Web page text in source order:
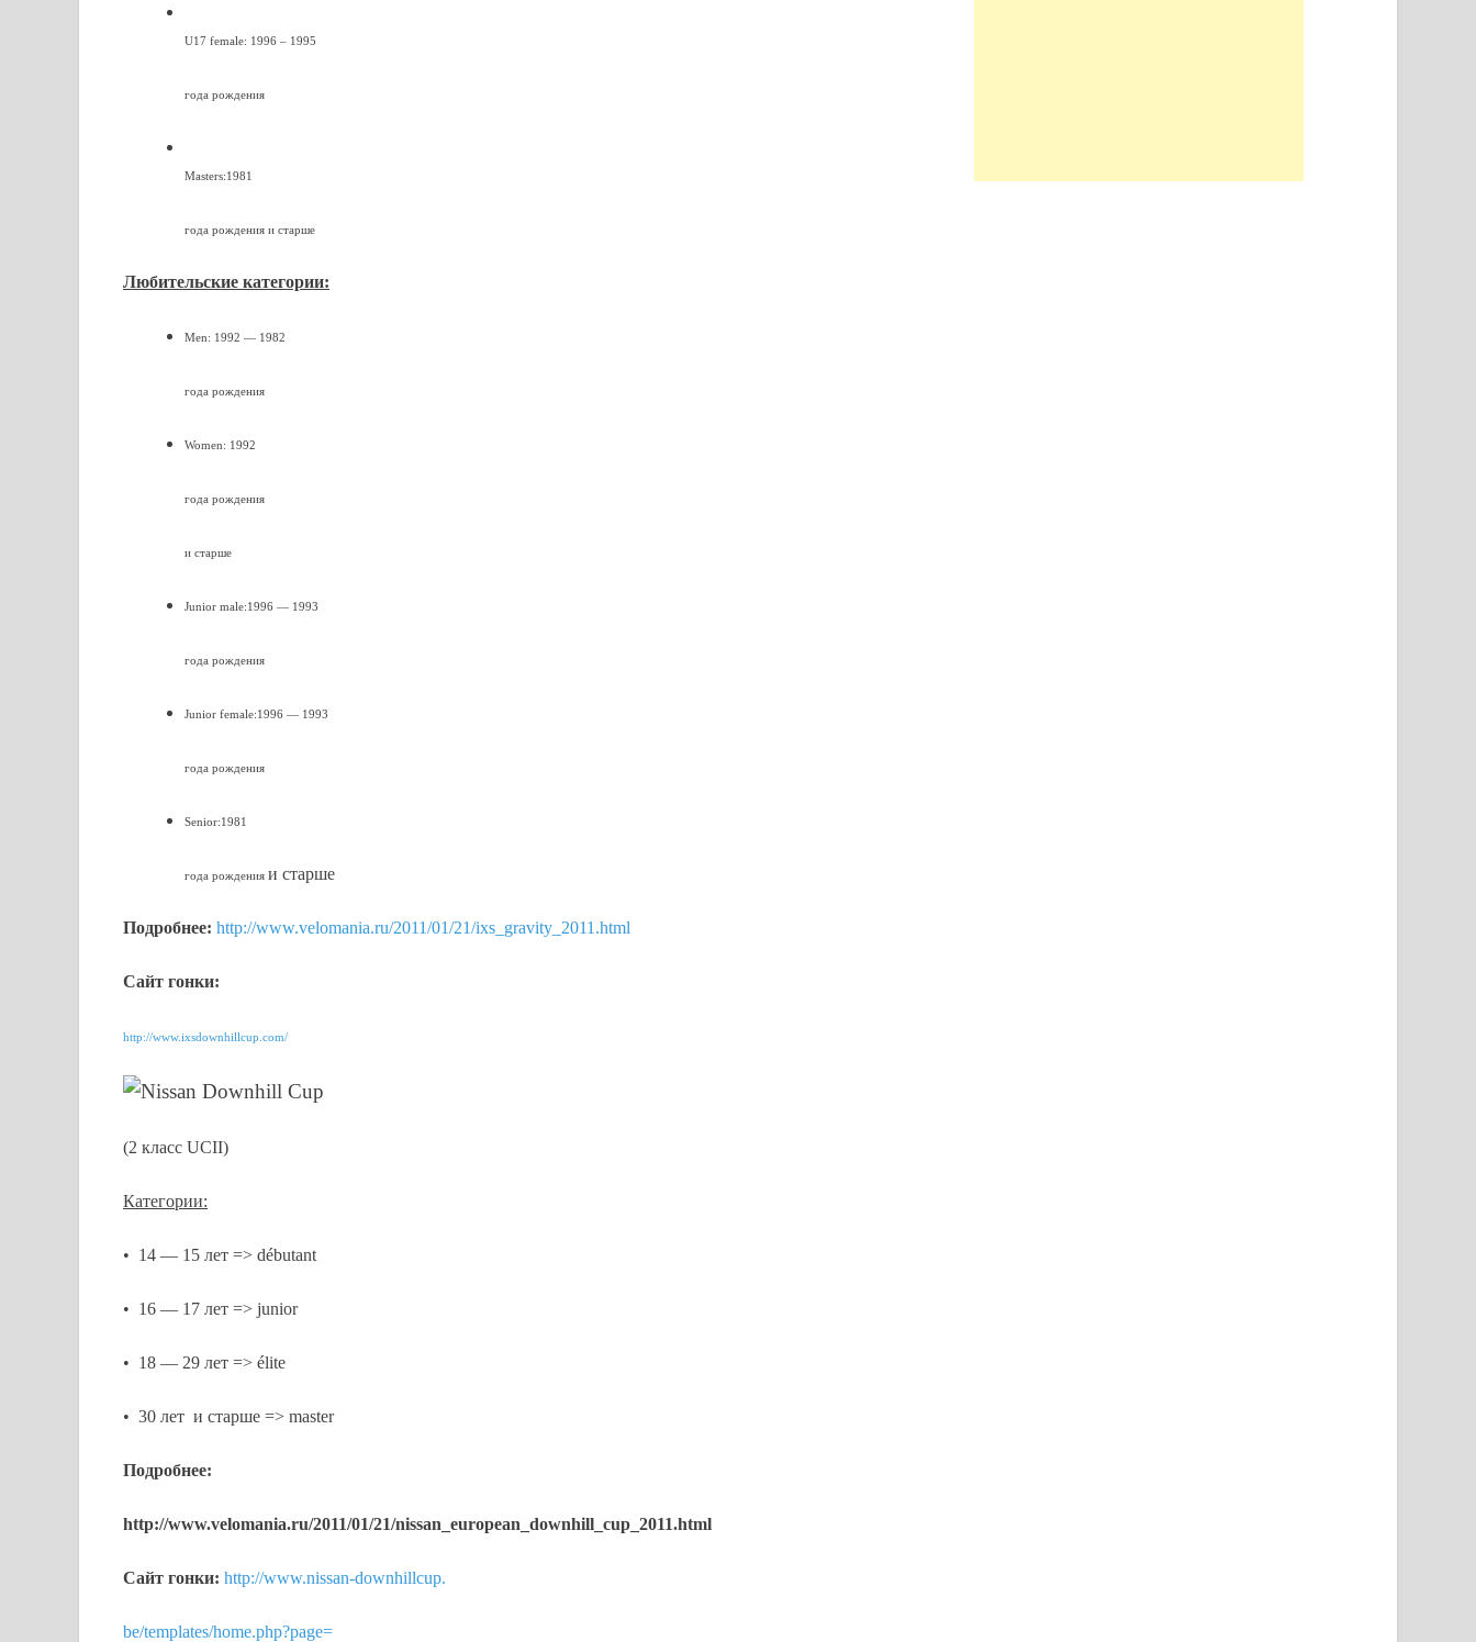
U17 female: 1996 – 1995
года рождения
Masters:1981
года рождения и старше
Любительские категории:
Men: 1992 — 1982
года рождения
Women: 1992
года рождения
и старше
Junior male:1996 — 1993
года рождения
Junior female:1996 — 1993
года рождения
Senior:1981
года рождения и старше
Подробнее: http://www.velomania.ru/2011/01/21/ixs_gravity_2011.html
Сайт гонки:
http://www.ixsdownhillcup.com/
Nissan Downhill Cup
(2 класс UCII)
Категории:
• 14 — 15 лет => débutant
• 16 — 17 лет => junior
• 18 — 29 лет => élite
• 30 лет и старше => master
Подробнее:
http://www.velomania.ru/2011/01/21/nissan_european_downhill_cup_2011.html
Сайт гонки: http://www.nissan-downhillcup.
be/templates/home.php?page=